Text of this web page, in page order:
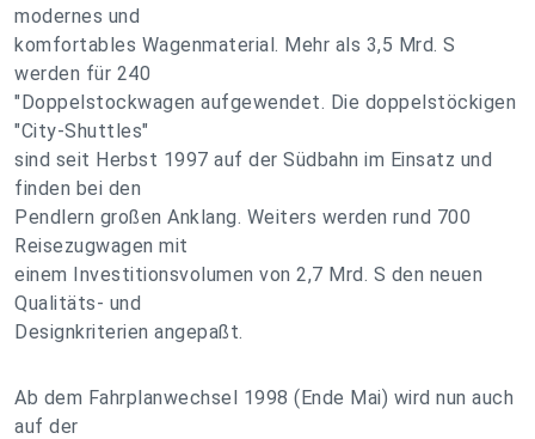
modernes und
komfortables Wagenmaterial. Mehr als 3,5 Mrd. S
werden für 240
"Doppelstockwagen aufgewendet. Die doppelstöckigen
"City-Shuttles"
sind seit Herbst 1997 auf der Südbahn im Einsatz und
finden bei den
Pendlern großen Anklang. Weiters werden rund 700
Reisezugwagen mit
einem Investitionsvolumen von 2,7 Mrd. S den neuen
Qualitäts- und
Designkriterien angepaßt.
Ab dem Fahrplanwechsel 1998 (Ende Mai) wird nun auch
auf der